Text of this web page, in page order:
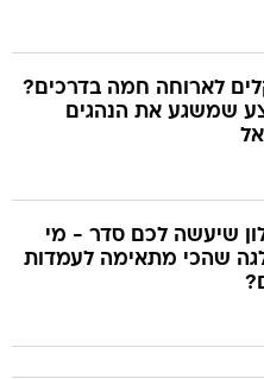
לארוחה חמה בדרכים?
שמשגע את הנהגים
שיעשה לכם סדר - מי
שהכי מתאימה לעמדות